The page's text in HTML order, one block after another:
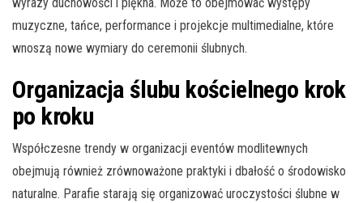
wyrazy duchowości i piękna. Może to obejmować występy
muzyczne, tańce, performance i projekcje multimedialne, które
wnoszą nowe wymiary do ceremonii ślubnych.
Organizacja ślubu kościelnego krok
po kroku
Współczesne trendy w organizacji eventów modlitewnych
obejmują również zrównoważone praktyki i dbałość o środowisko
naturalne. Parafie starają się organizować uroczystości ślubne w